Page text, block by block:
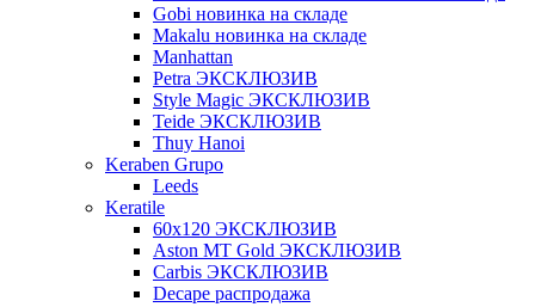
Gobi новинка на складе
Makalu новинка на складе
Manhattan
Petra ЭКСКЛЮЗИВ
Style Magic ЭКСКЛЮЗИВ
Teide ЭКСКЛЮЗИВ
Thuy Hanoi
Keraben Grupo
Leeds
Keratile
60х120 ЭКСКЛЮЗИВ
Aston MT Gold ЭКСКЛЮЗИВ
Carbis ЭКСКЛЮЗИВ
Decape распродажа